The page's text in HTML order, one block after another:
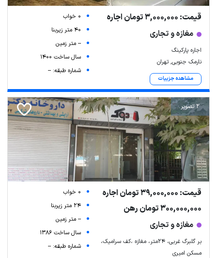
قیمت: 3,000,000 تومان اجاره
مغازه و تجاری
اجاره پارکینگ
نارمک جنوبی, تهران
مشاهده جزییات
0 خواب
40 متر زیربنا
-- متر زمین
سال ساخت 1400
شماره طبقه: --
2 تصویر
قیمت: 39,000,000 تومان اجاره
300,000,000 تومان رهن
مغازه و تجاری
بر گلبرگ غربی، ۲۴متر، مغازه ،کف سرامیک،
مسکن امیری
0 خواب
24 متر زیربنا
-- متر زمین
سال ساخت 1386
شماره طبقه: --